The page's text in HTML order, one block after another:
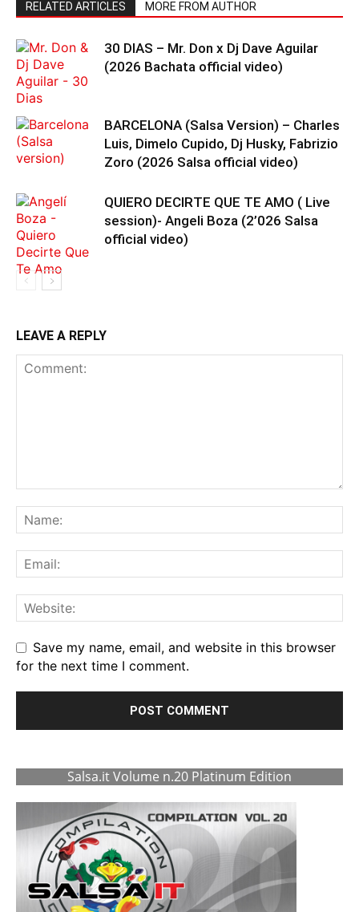
RELATED ARTICLES MORE FROM AUTHOR
30 DIAS – Mr. Don x Dj Dave Aguilar
(2026 Bachata official video)
BARCELONA (Salsa Version) – Charles
Luis, Dimelo Cupido, Dj Husky, Fabrizio
Zoro (2026 Salsa official video)
QUIERO DECIRTE QUE TE AMO ( Live
session)- Angeli Boza (2’026 Salsa
official video)
LEAVE A REPLY
Save my name, email, and website in this browser
for the next time I comment.
Salsa.it Volume n.20 Platinum Edition